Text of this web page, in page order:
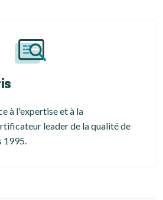
à l'expertise et à la
leader de la qualité de
1995.